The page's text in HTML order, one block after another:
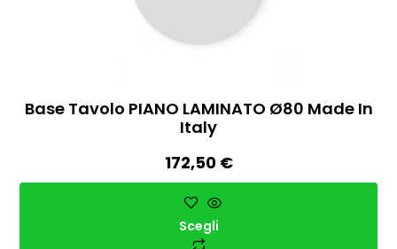
Base Tavolo PIANO LAMINATO Ø80 Made In
Italy
172,50 €
Scegli